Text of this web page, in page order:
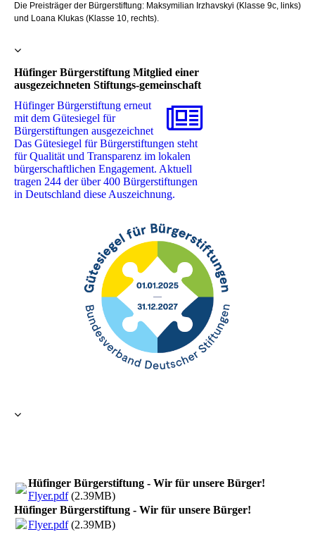
Die Preisträger der Bürgerstiftung: Maksymilian Irzhavskyi (Klasse 9c, links)
und Loana Klukas (Klasse 10, rechts).
Hüfinger Bürgerstiftung Mitglied einer
ausgezeichneten Stiftungs-gemeinschaft
Hüfinger Bürgerstiftung erneut
mit dem Gütesiegel für
Bürgerstiftungen ausgezeichnet ‎
Das Gütesiegel für Bürgerstiftungen steht
für Qualität und Transparenz im lokalen
‎bürgerschaftlichen Engagement. Aktuell
tragen 244 der über 400 Bürgerstiftungen
in Deutschland ‎diese Auszeichnung. ‎
Hüfinger Bürgerstiftung - Wir für unsere Bürger!
Flyer.pdf(2.39MB)
Hüfinger Bürgerstiftung - Wir für unsere Bürger!
Flyer.pdf(2.39MB)